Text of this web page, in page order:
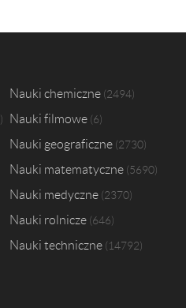
Nauki chemiczne 2494
Nauki filmowe 6
Nauki geograficzne 2730
Nauki matematyczne 5690
Nauki medyczne 2370
Nauki rolnicze 646
Nauki techniczne 14792